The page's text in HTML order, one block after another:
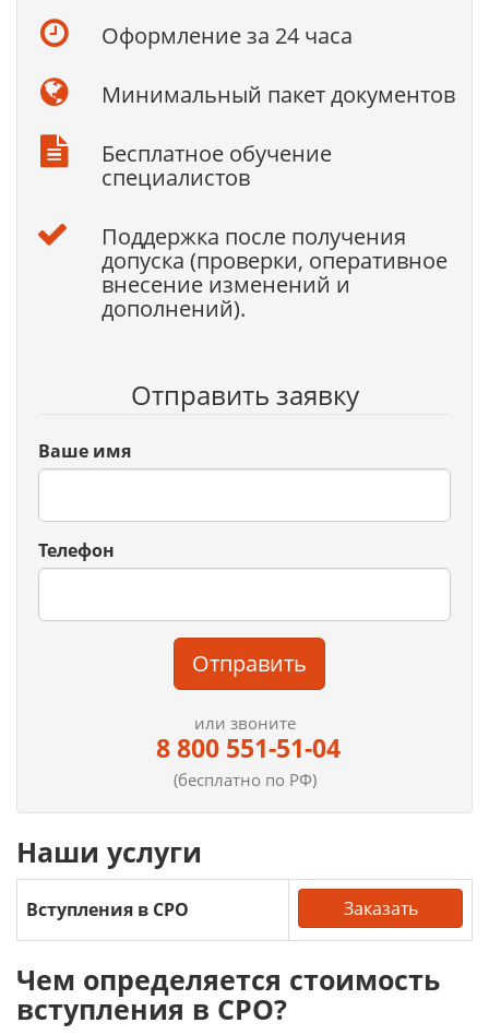
Оформление за 24 часа
Минимальный пакет документов
Бесплатное обучение
специалистов
Поддержка после получения
допуска (проверки, оперативное
внесение изменений и
дополнений).
Отправить заявку
Ваше имя
Телефон
Отправить
или звоните
8 800 551-51-04
(бесплатно по РФ)
Наши услуги
Вступления в СРО Заказать
Чем определяется стоимость
вступления в СРО?